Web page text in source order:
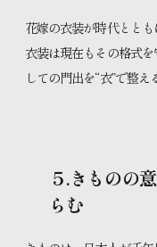
花嫁の衣装が時代とと
衣装は現在もその格式
しての門出を“衣”で整え
５.きものの
らむ